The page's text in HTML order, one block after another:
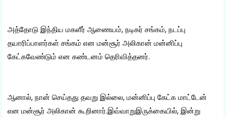
அத்தோடு இந்திய மகளீர் ஆணையம், நடிகர் சங்கம், நடப்பு
தயாரிப்பாளர்கள் சங்கம் என மன்சூர் அலிகான் மன்னிப்பு
கேட்கவேண்டும் என கண்டனம் தெரிவித்தனர்.
ஆனால், நான் செய்தது தவறு இல்லை, மன்னிப்பு கேட்க மாட்டேன்
என மன்சூர் அலிகான் கூறினார்.இவ்வாறுஇருக்கையில், இன்று